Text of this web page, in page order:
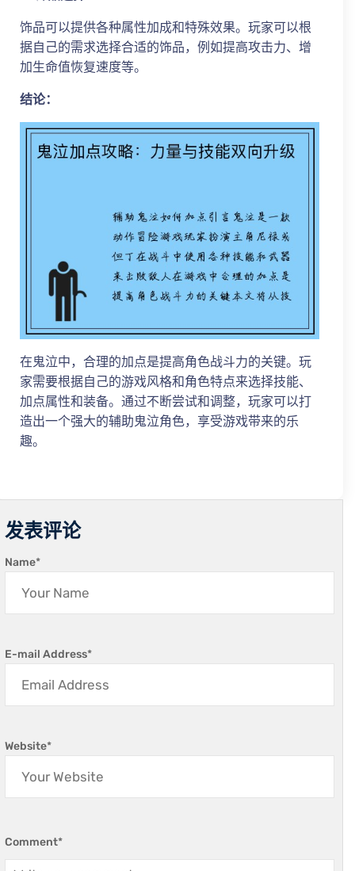
饰品可以提供各种属性加成和特殊效果。玩家可以根
据自己的需求选择合适的饰品，例如提高攻击力、增
加生命值恢复速度等。
结论：
在鬼泣中，合理的加点是提高角色战斗力的关键。玩
家需要根据自己的游戏风格和角色特点来选择技能、
加点属性和装备。通过不断尝试和调整，玩家可以打
造出一个强大的辅助鬼泣角色，享受游戏带来的乐
趣。
发表评论
Name*
E-mail Address*
Website*
Comment*